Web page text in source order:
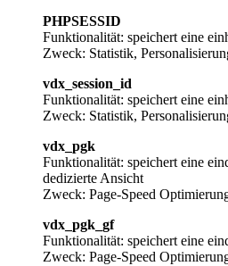
PHPSESSID
Funktionalität: speichert eine
Zweck: Statistik,
vdx_session_id
Funktionalität: speichert eine
Zweck: Statistik,
vdx_pgk
Funktionalität: speichert eine
dedizierte Ansicht
Zweck: Page-Speed
vdx_pgk_gf
Funktionalität: speichert eine
Zweck: Page-Speed